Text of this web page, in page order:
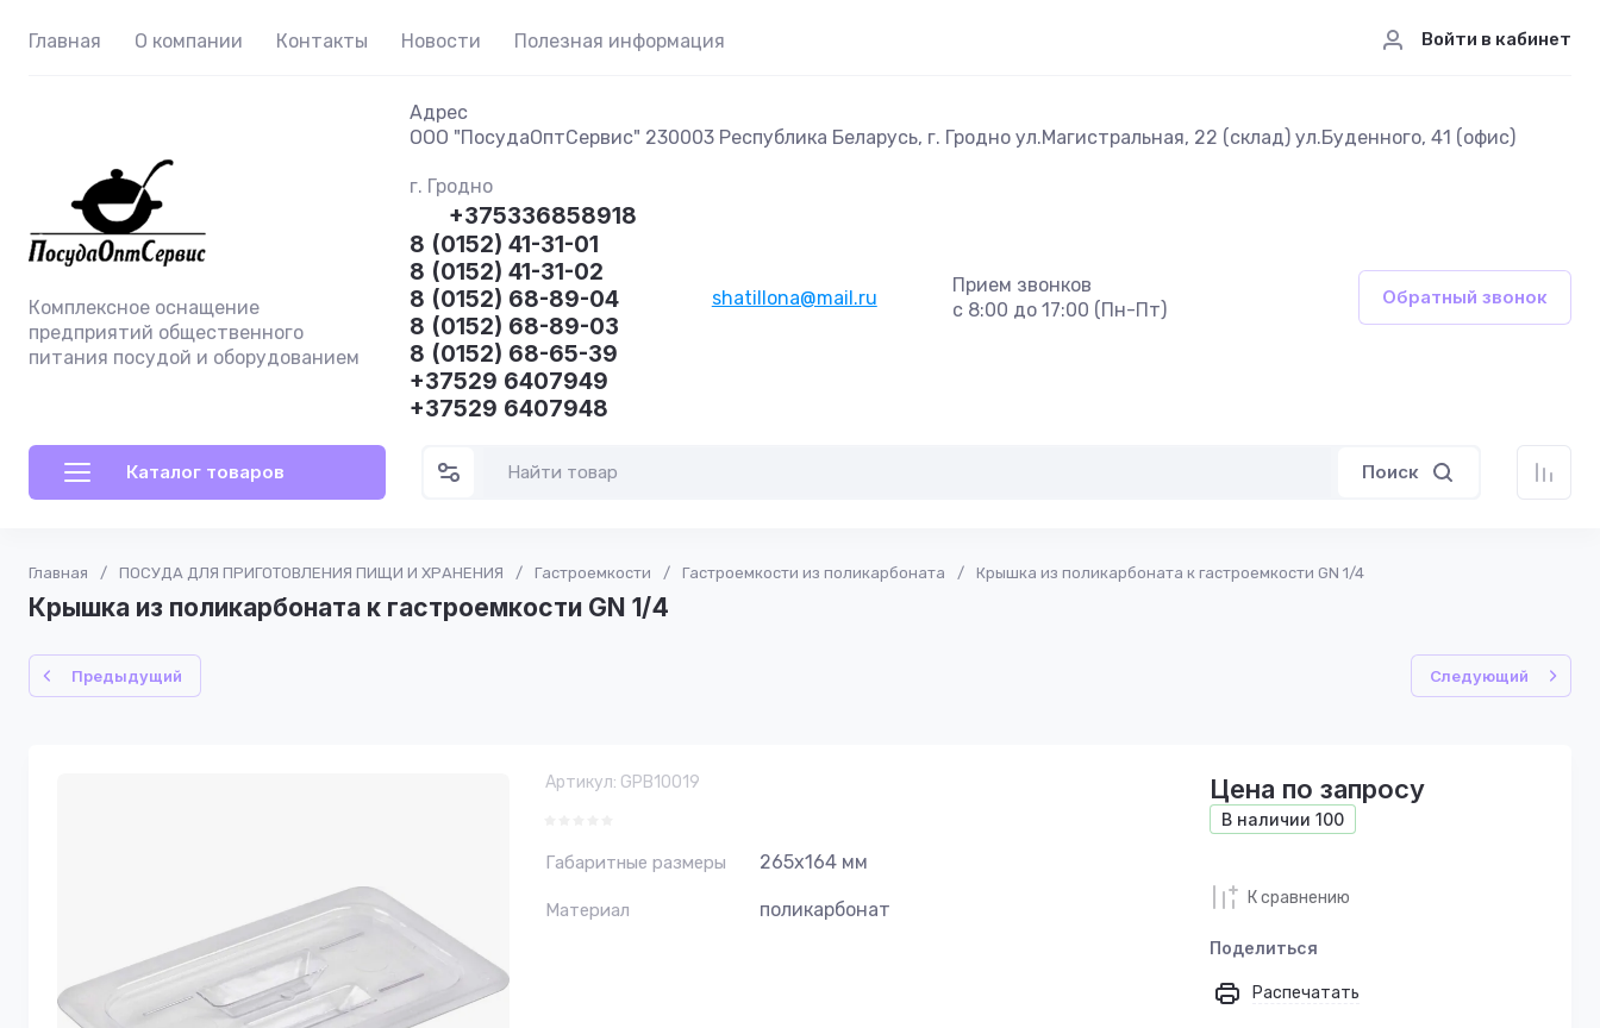
Главная О компании Контакты Новости Полезная информация Войти в кабинет
Комплексное оснащение
предприятий общественного
питания посудой и оборудованием
Адрес
ООО "ПосудаОптСервис" 230003 Республика Беларусь, г. Гродно ул.Магистральная, 22 (склад) ул.Буденного, 41 (офис)
г. Гродно
+375336858918
8 (0152) 41-31-01
8 (0152) 41-31-02
8 (0152) 68-89-04
8 (0152) 68-89-03
8 (0152) 68-65-39
+37529 6407949
+37529 6407948
shatillona@mail.ru
Прием звонков
с 8:00 до 17:00 (Пн-Пт)
Обратный звонок
Каталог товаров Поиск
Главная / ПОСУДА ДЛЯ ПРИГОТОВЛЕНИЯ ПИЩИ И ХРАНЕНИЯ / Гастроемкости / Гастроемкости из поликарбоната / Крышка из поликарбоната к гастроемкости GN 1/4
Крышка из поликарбоната к гастроемкости GN 1/4
Предыдущий Следующий
Артикул: GPB10019
Габаритные размеры 265х164 мм
Материал поликарбонат
В наличии 100
Цена по запросу
К сравнению
Поделиться
Распечатать